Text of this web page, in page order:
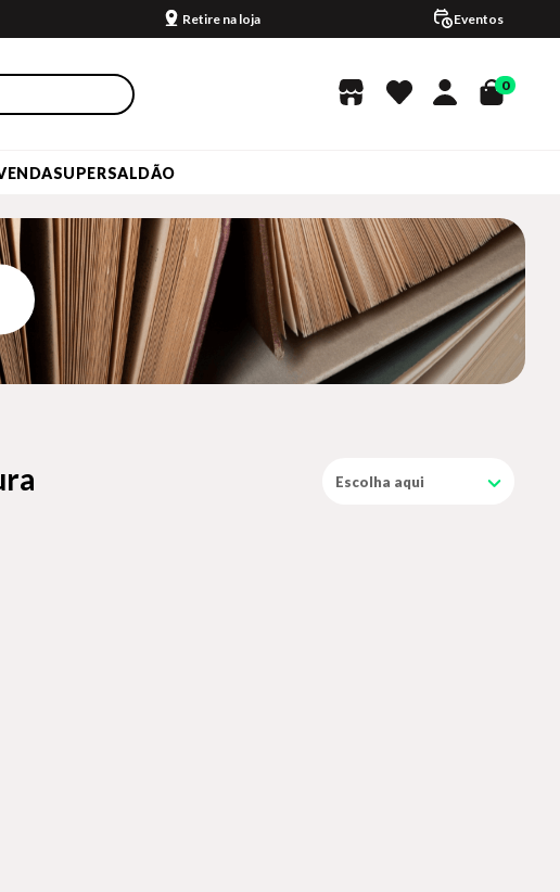
Retire na loja Eventos
0
SUPERSALDÃO
Escolha aqui